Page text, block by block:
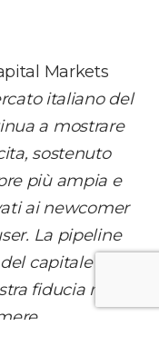
Markets
italiano del
a mostrare
sostenuto
più ampia e
ai newcomer
La pipeline
capitale
fiducia nella